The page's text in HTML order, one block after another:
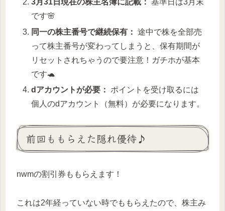
3月31日現在の株主名簿に記載： 基準日は3月末
です🌸
同一の株主番号で継続保有： 途中で株を全部売
って株主番号が変わってしまうと、保有期間が
リセットされちゃうので要注意！ガチホが基本
です🐢
dアカウントが必要：
ポイントを受け取るには
個人のdアカウント（無料）が必要になります。
前回ももらえた隠れ優待♪
nwmの割引券ももらえます！
これは2年経っていない時でももらえたので、株主み